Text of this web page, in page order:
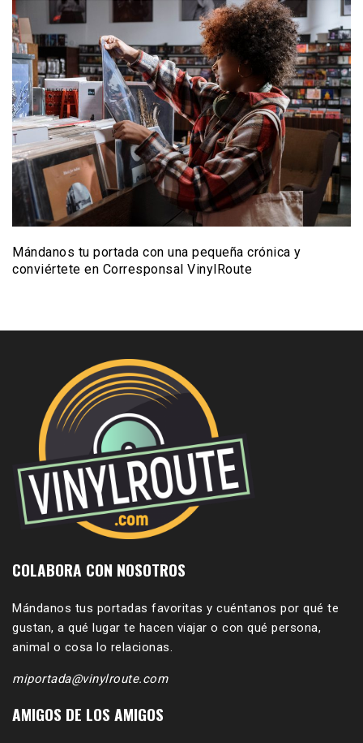
Mándanos tu portada con una pequeña crónica y
conviértete en Corresponsal VinylRoute
COLABORA CON NOSOTROS
Mándanos tus portadas favoritas y cuéntanos por qué te
gustan, a qué lugar te hacen viajar o con qué persona,
animal o cosa lo relacionas.
miportada@vinylroute.com
AMIGOS DE LOS AMIGOS